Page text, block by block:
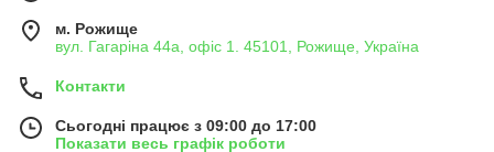
м. Рожище
вул. Гагаріна 44а, офіс 1. 45101, Рожище, Україна
Контакти
Сьогодні працює з 09:00 до 17:00
Показати весь графік роботи